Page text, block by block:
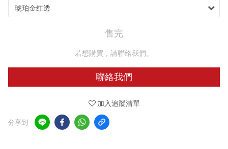
售完
若想購買，請聯絡我們。
聯絡我們
加入追蹤清單
分享到